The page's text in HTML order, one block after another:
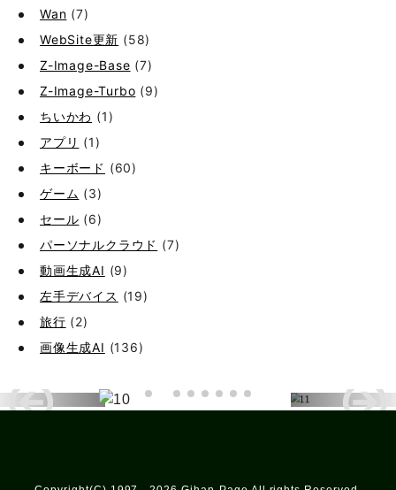
Wan (7)
WebSite更新 (58)
Z-Image-Base (7)
Z-Image-Turbo (9)
ちいかわ (1)
アプリ (1)
キーボード (60)
ゲーム (3)
セール (6)
パーソナルクラウド (7)
動画生成AI (9)
左手デバイス (19)
旅行 (2)
画像生成AI (136)